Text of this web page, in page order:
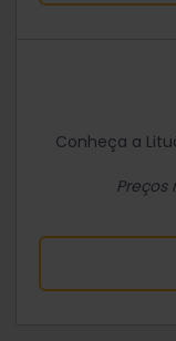
Conheça a
Preços